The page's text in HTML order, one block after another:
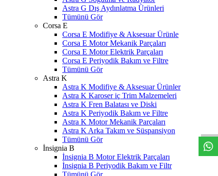
Astra G Dış Aydınlatma Ürünleri
Tümünü Gör
Corsa E
Corsa E Modifiye & Aksesuar Ürünle
Corsa E Motor Mekanik Parçaları
Corsa E Motor Elektrik Parçaları
Corsa E Periyodik Bakım ve Filtre
Tümünü Gör
Astra K
Astra K Modifiye & Aksesuar Ürünler
Astra K Karoser iç Trim Malzemeleri
Astra K Fren Balatası ve Diski
Astra K Periyodik Bakım ve Filtre
Astra K Motor Mekanik Parçaları
Astra K Arka Takım ve Süspansiyon
Tümünü Gör
İnsignia B
İnsignia B Motor Elektrik Parçaları
İnsignia B Periyodik Bakım ve Filtr
Tümünü Gör